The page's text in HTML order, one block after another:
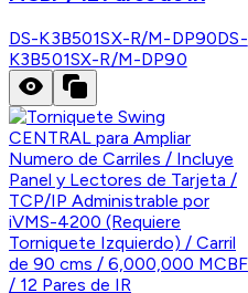
DS-K3B501SX-R/M-DP90DS-
K3B501SX-R/M-DP90